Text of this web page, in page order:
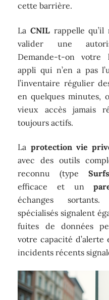
cette barrière.
La CNILrappelle qu’il
valider une
Demande-t-on votre
appli qui n’en a pas
l’inventaire régulier
en quelques minutes,
vieux accès jamais
toujours actifs.
La protection vie
avec des outils
reconnu (type
efficace et un
échanges
spécialisés signalent
fuites de données
votre capacité
incidents récents